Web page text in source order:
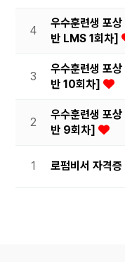
4
우수훈련생 포
반 LMS 1회차]
3
우수훈련생 포
반 10회차]
2
우수훈련생 포
반 9회차]
1 로펌비서 자격